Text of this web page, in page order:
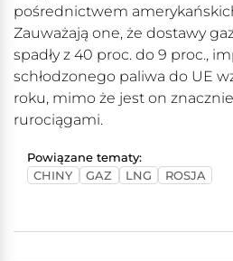
pośrednictwem
Zauważają one, że dostawy
spadły z 40 proc. do 9 proc.,
schłodzonego paliwa do UE
roku, mimo że jest on
rurociągami.
Powiązane tematy:
CHINY
GAZ LNG ROSJA